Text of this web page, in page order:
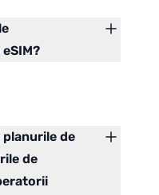
de
de